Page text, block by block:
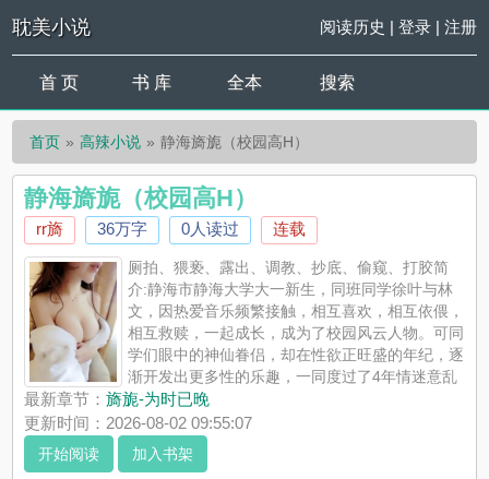
耽美小说 阅读历史 | 登录| 注册
首 页 书 库 全本 搜索
首页 高辣小说 静海旖旎（校园高H）
静海旖旎（校园高H）
rr旖 36万字 0人读过 连载
厕拍、猥亵、露出、调教、抄底、偷窥、打胶简
介:静海市静海大学大一新生，同班同学徐叶与林
文，因热爱音乐频繁接触，相互喜欢，相互依偎，
相互救赎，一起成长，成为了校园风云人物。可同
学们眼中的神仙眷侣，却在性欲正旺盛的年纪，逐
渐开发出更多性的乐趣，一同度过了4年情迷意乱
的美好大学时光！PS:本文为多线、多视角、带剧情的校园H文，
每条线开始会告知是谁的视角，谁与谁的主要故事。除旖旎线是
双视角同时叙述，其他...
《静海旖旎（校园高H）》是rr旖精心创作的高辣小说，耽美小说
最新章节：旖旎-为时已晚
更新时间：2026-08-02 09:55:07
开始阅读 加入书架